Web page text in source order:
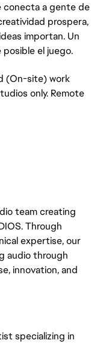
conecta a gente de
prospera,
importan. Un
el juego.
(On-site) work
only. Remote
team creating
Through
expertise, our
audio through
innovation, and
specializing in